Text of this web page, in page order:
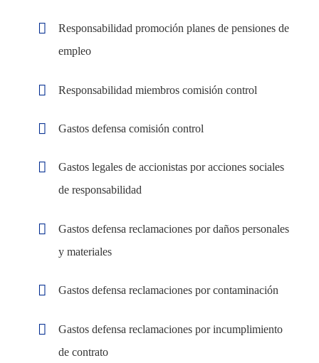
Responsabilidad promoción planes de pensiones de
empleo
Responsabilidad miembros comisión control
Gastos defensa comisión control
Gastos legales de accionistas por acciones sociales
de responsabilidad
Gastos defensa reclamaciones por daños personales
y materiales
Gastos defensa reclamaciones por contaminación
Gastos defensa reclamaciones por incumplimiento
de contrato